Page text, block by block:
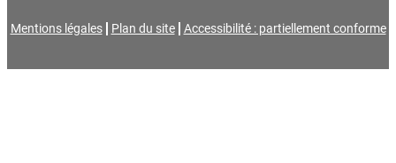
Mentions légales Plan du site Accessibilité : partiellement conforme